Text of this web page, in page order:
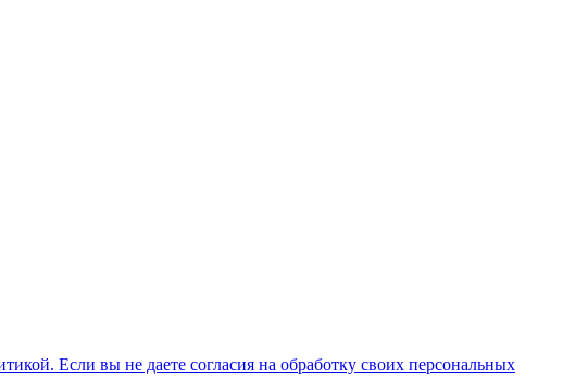
Если вы не даете согласия на обработку своих персональных